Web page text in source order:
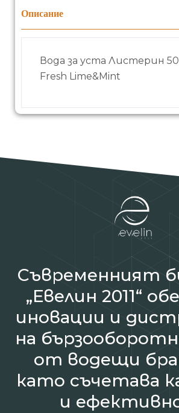
Описание
Вода за уста Листерин
Fresh Lime&Mint
Съвременният
„Евелин 2011“
иновации и
на
от водещи
като съчетава
и